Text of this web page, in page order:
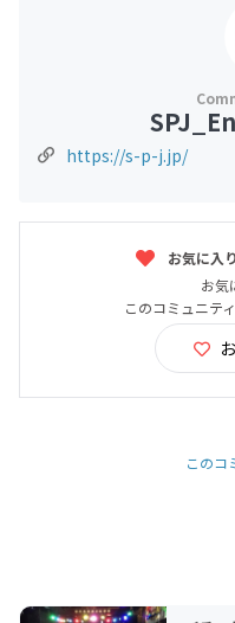
https://s-p-j.jp/
お気に入
お気
このコミュニテ
このコ